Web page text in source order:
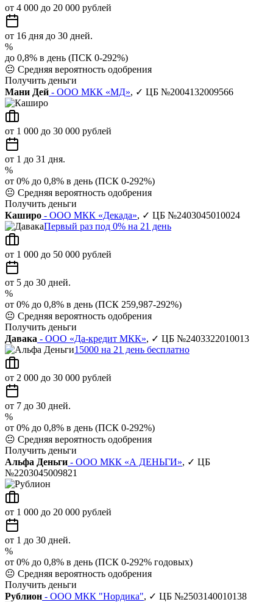
от 4 000 до 20 000 рублей
от 16 дня до 30 дней.
%
до 0,8% в день (ПСК 0-292%)
😐 Средняя вероятность одобрения
Получить деньги
Мани Дей - ООО МКК «МД», ✓ ЦБ №2004132009566
от 1 000 до 30 000 рублей
от 1 до 31 дня.
%
от 0% до 0,8% в день (ПСК 0-292%)
😐 Средняя вероятность одобрения
Получить деньги
Каширо - ООО МКК «Декада», ✓ ЦБ №2403045010024
Первый раз под 0% на 21 день
от 1 000 до 50 000 рублей
от 5 до 30 дней.
%
от 0% до 0,8% в день (ПСК 259,987-292%)
😐 Средняя вероятность одобрения
Получить деньги
Давака - ООО «Да-кредит МКК», ✓ ЦБ №2403322010013
15000 на 21 день бесплатно
от 2 000 до 30 000 рублей
от 7 до 30 дней.
%
от 0% до 0,8% в день (ПСК 0-292%)
😐 Средняя вероятность одобрения
Получить деньги
Альфа Деньги - ООО МКК «А ДЕНЬГИ», ✓ ЦБ
№2203045009821
от 1 000 до 20 000 рублей
от 1 до 30 дней.
%
от 0% до 0,8% в день (ПСК 0-292% годовых)
😐 Средняя вероятность одобрения
Получить деньги
Рублион - ООО МКК "Нордика", ✓ ЦБ №2503140010138